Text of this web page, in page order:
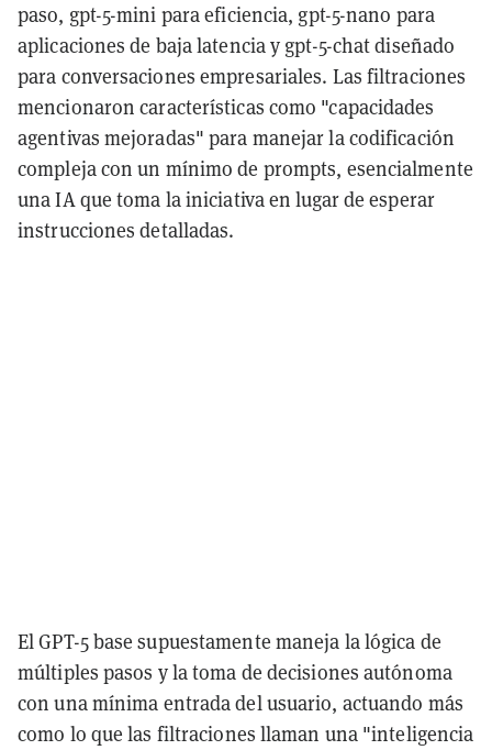
paso, gpt-5-mini para eficiencia, gpt-5-nano para
aplicaciones de baja latencia y gpt-5-chat diseñado
para conversaciones empresariales. Las filtraciones
mencionaron características como "capacidades
agentivas mejoradas" para manejar la codificación
compleja con un mínimo de prompts, esencialmente
una IA que toma la iniciativa en lugar de esperar
instrucciones detalladas.
El GPT-5 base supuestamente maneja la lógica de
múltiples pasos y la toma de decisiones autónoma
con una mínima entrada del usuario, actuando más
como lo que las filtraciones llaman una "inteligencia